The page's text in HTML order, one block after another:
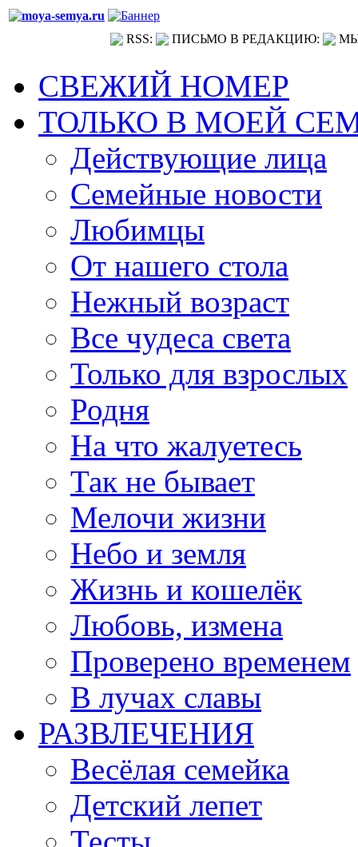
RSS: ПИСЬМО В РЕДАКЦИЮ:
СВЕЖИЙ НОМЕР
ТОЛЬКО В МОЕЙ
Действующие лица
Семейные новости
Любимцы
От нашего стола
Нежный возраст
Все чудеса света
Только для взрослых
Родня
На что жалуетесь
Так не бывает
Мелочи жизни
Небо и земля
Жизнь и кошелёк
Любовь, измена
Проверено временем
В лучах славы
РАЗВЛЕЧЕНИЯ
Весёлая семейка
Детский лепет